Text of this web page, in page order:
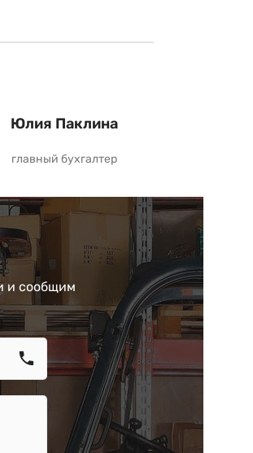
Юлия Паклина
главный бухгалтер
и сообщим
call